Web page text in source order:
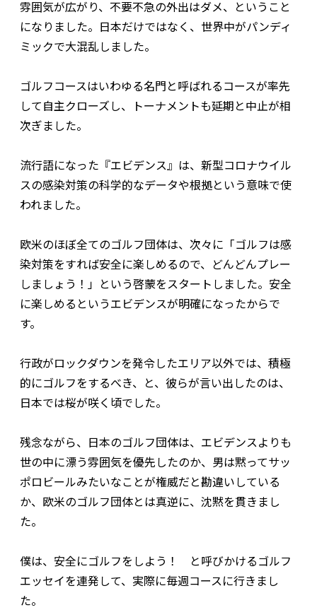
雰囲気が広がり、不要不急の外出はダメ、ということ
になりました。日本だけではなく、世界中がパンディ
ミックで大混乱しました。
ゴルフコースはいわゆる名門と呼ばれるコースが率先
して自主クローズし、トーナメントも延期と中止が相
次ぎました。
流行語になった『エビデンス』は、新型コロナウイル
スの感染対策の科学的なデータや根拠という意味で使
われました。
欧米のほぼ全てのゴルフ団体は、次々に「ゴルフは感
染対策をすれば安全に楽しめるので、どんどんプレー
しましょう！」という啓蒙をスタートしました。安全
に楽しめるというエビデンスが明確になったからで
す。
行政がロックダウンを発令したエリア以外では、積極
的にゴルフをするべき、と、彼らが言い出したのは、
日本では桜が咲く頃でした。
残念ながら、日本のゴルフ団体は、エビデンスよりも
世の中に漂う雰囲気を優先したのか、男は黙ってサッ
ポロビールみたいなことが権威だと勘違いしている
か、欧米のゴルフ団体とは真逆に、沈黙を貫きまし
た。
僕は、安全にゴルフをしよう！ と呼びかけるゴルフ
エッセイを連発して、実際に毎週コースに行きまし
た。